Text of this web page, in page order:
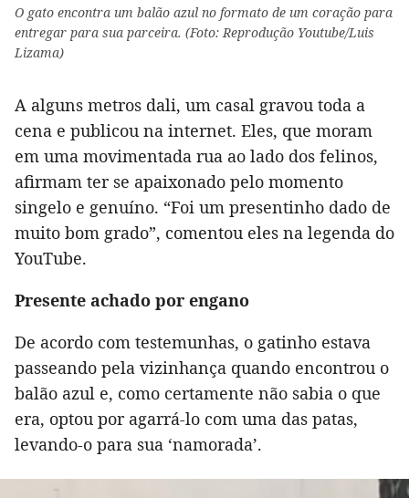
O gato encontra um balão azul no formato de um coração para
entregar para sua parceira. (Foto: Reprodução Youtube/Luis
Lizama)
A alguns metros dali, um casal gravou toda a
cena e publicou na internet. Eles, que moram
em uma movimentada rua ao lado dos felinos,
afirmam ter se apaixonado pelo momento
singelo e genuíno. “Foi um presentinho dado de
muito bom grado”, comentou eles na legenda do
YouTube.
Presente achado por engano
De acordo com testemunhas, o gatinho estava
passeando pela vizinhança quando encontrou o
balão azul e, como certamente não sabia o que
era, optou por agarrá-lo com uma das patas,
levando-o para sua ‘namorada’.